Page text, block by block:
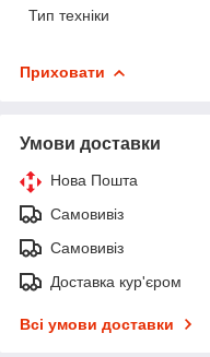
Тип техніки
Приховати
Умови доставки
Нова Пошта
Самовивіз
Самовивіз
Доставка кур'єром
Всі умови доставки